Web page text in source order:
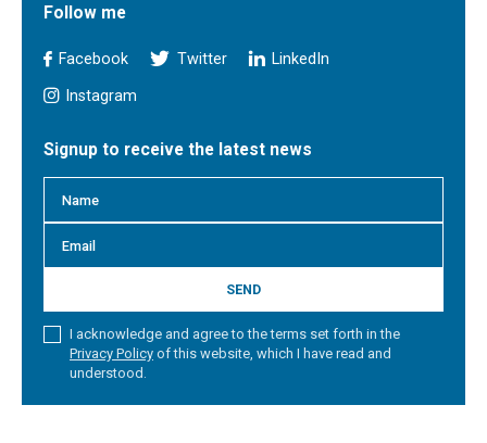
Follow me
Facebook Twitter LinkedIn
Instagram
Signup to receive the latest news
SEND
I acknowledge and agree to the terms set forth in the
Privacy Policy of this website, which I have read and
understood.